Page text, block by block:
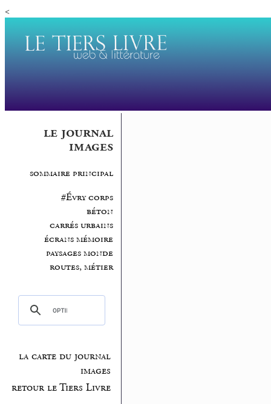
<
le journal
images
sommaire principal
#Évry corps
béton
carrés urbains
écrans mémoire
paysages monde
routes, métier
la carte du journal
images
retour le Tiers Livre